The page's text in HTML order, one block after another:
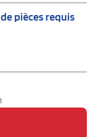
pièces requis